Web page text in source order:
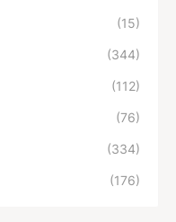
(15)
(344)
(112)
(76)
(334)
(176)